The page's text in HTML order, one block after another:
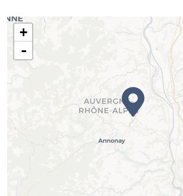
+
-